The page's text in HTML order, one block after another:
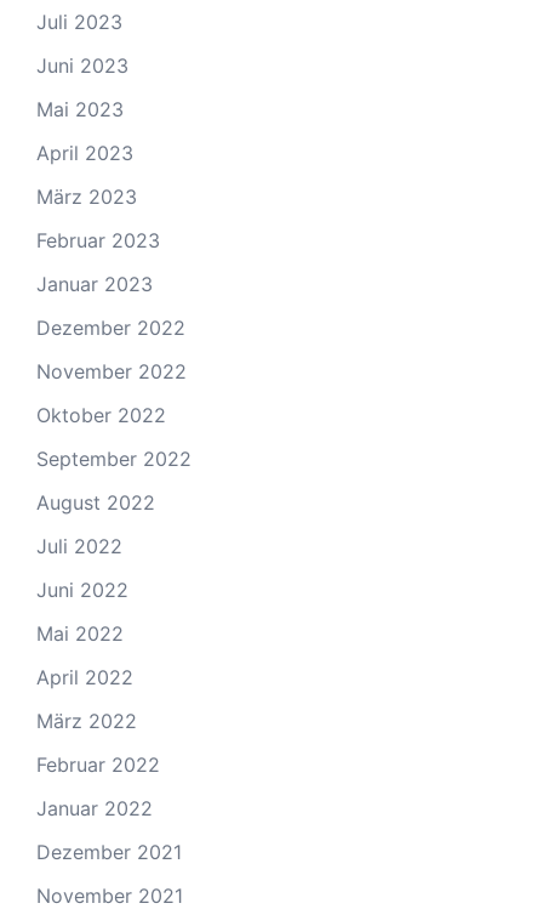
Juli 2023
Juni 2023
Mai 2023
April 2023
März 2023
Februar 2023
Januar 2023
Dezember 2022
November 2022
Oktober 2022
September 2022
August 2022
Juli 2022
Juni 2022
Mai 2022
April 2022
März 2022
Februar 2022
Januar 2022
Dezember 2021
November 2021